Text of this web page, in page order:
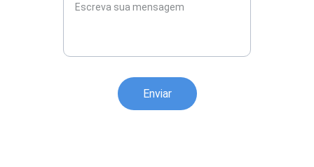
Enviar